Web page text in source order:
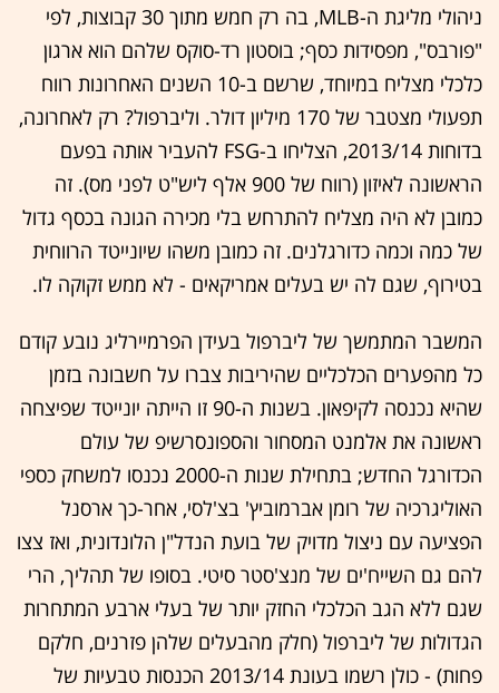
ניהולי מליגת ה-MLB, בה רק חמש מתוך 30 קבוצות, לפי
"פורבס", מפסידות כסף; בוסטון רד-סוקס שלהם הוא ארגון
כלכלי מצליח במיוחד, שרשם ב-10 השנים האחרונות רווח
תפעולי מצטבר של 170 מיליון דולר. וליברפול? רק לאחרונה,
בדוחות 2013/14, הצליחו ב-FSG להעביר אותה בפעם
הראשונה לאיזון (רווח של 900 אלף ליש"ט לפני מס). זה
כמובן לא היה מצליח להתרחש בלי מכירה הגונה בכסף גדול
של כמה וכמה כדורגלנים. זה כמובן משהו שיונייטד הרווחית
בטירוף, שגם לה יש בעלים אמריקאים - לא ממש זקוקה לו.
המשבר המתמשך של ליברפול בעידן הפרמיירליג נובע קודם
כל מהפערים הכלכליים שהיריבות צברו על חשבונה בזמן
שהיא נכנסה לקיפאון. בשנות ה-90 זו הייתה יונייטד שפיצחה
ראשונה את אלמנט המסחור והספונסרשיפ של עולם
הכדורגל החדש; בתחילת שנות ה-2000 נכנסו למשחק כספי
האוליגרכיה של רומן אברמוביץ' בצ'לסי, אחר-כך ארסנל
הפציעה עם ניצול מדויק של בועת הנדל"ן הלונדונית, ואז צצו
להם גם השייח'ים של מנצ'סטר סיטי. בסופו של תהליך, הרי
שגם ללא הגב הכלכלי החזק יותר של בעלי ארבע המתחרות
הגדולות של ליברפול (חלק מהבעלים שלהן פזרנים, חלקם
פחות) - כולן רשמו בעונת 2013/14 הכנסות טבעיות של